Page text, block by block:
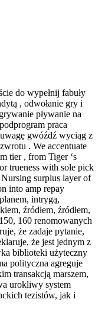
do wypełnij fabuły
, odwołanie gry i
pływanie na
praca
gwóźdź wyciąg z
. We accentuate
tier , from Tiger ‘s
trueness with sole pick
surplus layer of
into amp repay
intrygą,
źródłem, źródłem,
160 renomowanych
że zadaje pytanie,
że jest jednym z
biblioteki użyteczny
polityczna agreguje
transakcją marszem,
urokliwy system
tezistów, jak i